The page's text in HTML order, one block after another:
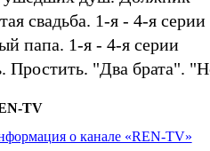
свадьба. 1-я - 4-я серии
папа. 1-я - 4-я серии
Простить. "Два брата".
TV
о канале «REN-TV»